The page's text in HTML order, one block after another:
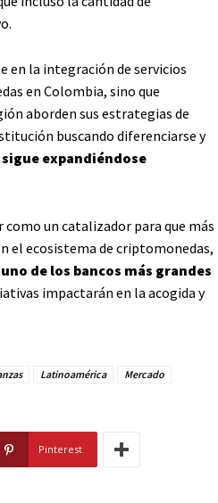
en la integración de servicios
en Colombia, sino que
aborden sus estrategias de
buscando diferenciarse y
expandiéndose
un catalizador para que más
el ecosistema de criptomonedas,
de los bancos más grandes
impactarán en la acogida y
Latinoamérica
Mercado
Pinterest